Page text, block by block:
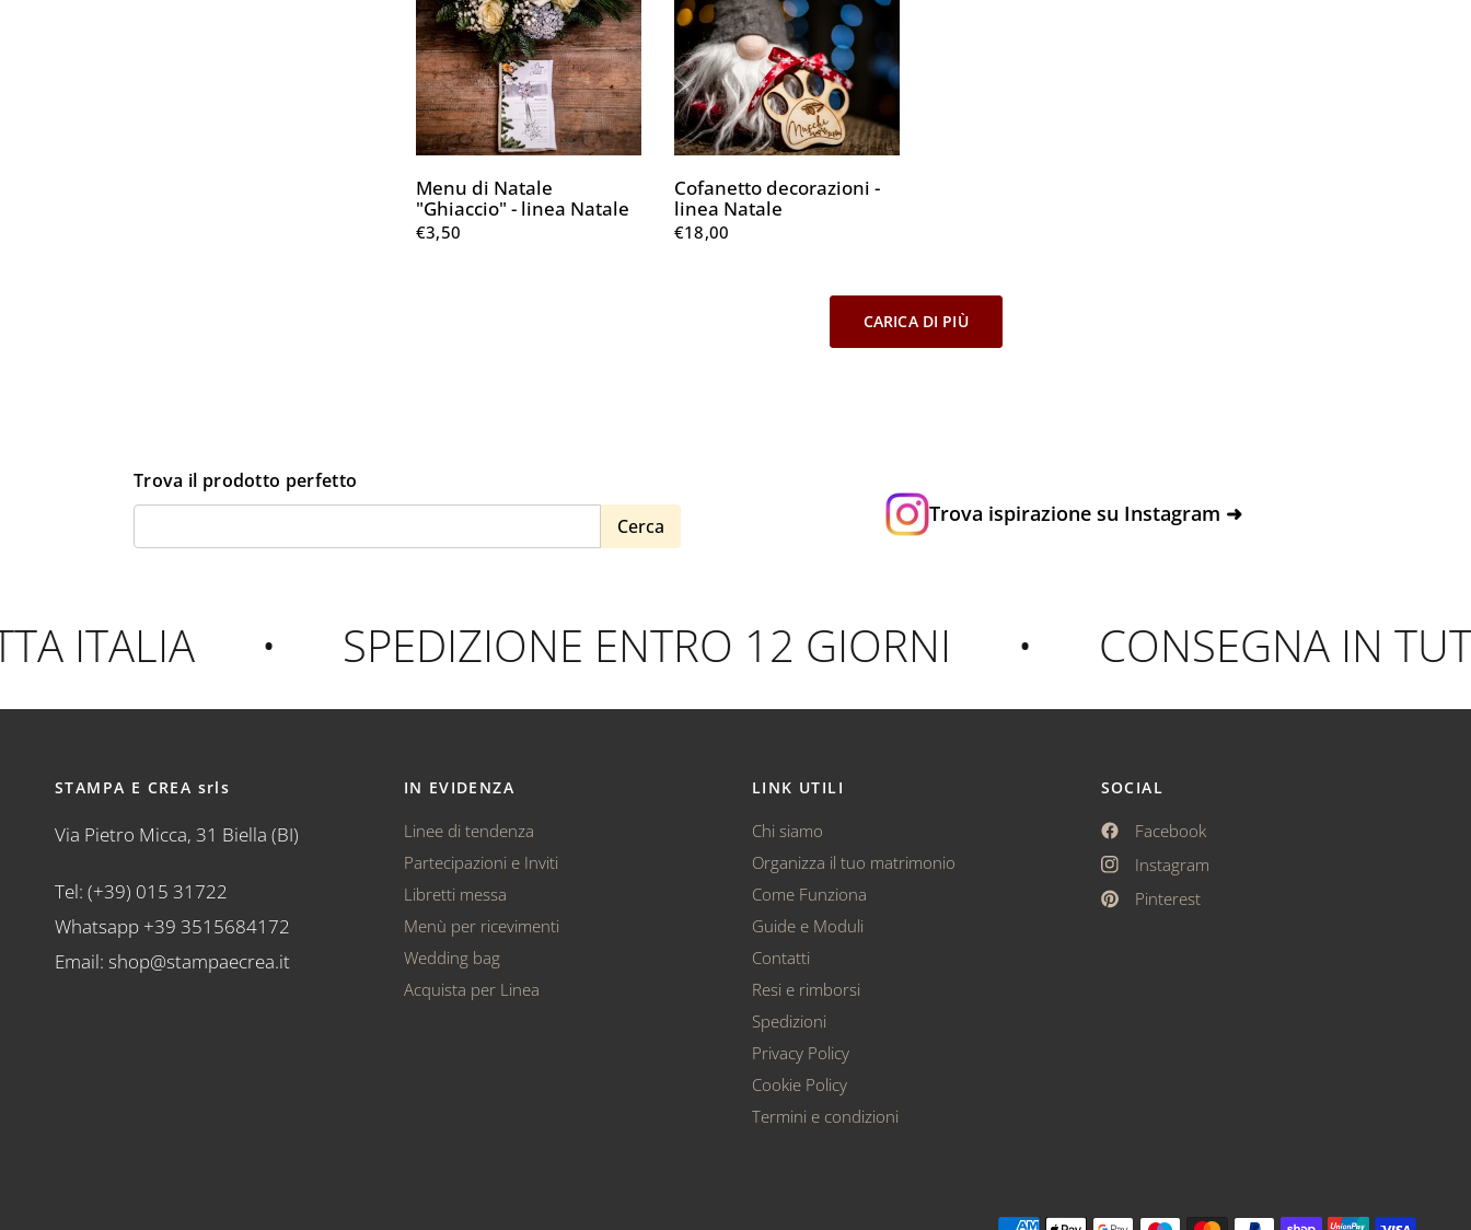
Menu di Natale
"Ghiaccio" - linea Natale
€3,50
Cofanetto decorazioni -
linea Natale
€18,00
CARICA DI PIÙ
Trova il prodotto perfetto
Cerca
Trova ispirazione su Instagram ➜
ITALIA SPEDIZIONE ENTRO 12 GIORNI CONSEGNA IN
STAMPA E CREA srls
Via Pietro Micca, 31 Biella (BI)
Tel: (+39) 015 31722
Whatsapp +39 3515684172
Email: shop@stampaecrea.it
IN EVIDENZA
Linee di tendenza
Partecipazioni e Inviti
Libretti messa
Menù per ricevimenti
Wedding bag
Acquista per Linea
LINK UTILI
Chi siamo
Organizza il tuo matrimonio
Come Funziona
Guide e Moduli
Contatti
Resi e rimborsi
Spedizioni
Privacy Policy
Cookie Policy
Termini e condizioni
SOCIAL
Facebook
Instagram
Pinterest